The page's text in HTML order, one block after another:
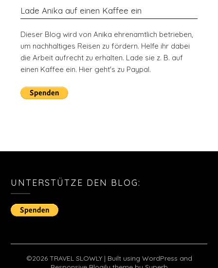
Lade Anika auf einen Kaffee ein
Dieser Blog wird von Anika ehrenamtlich betrieben,
um nachhaltiges Reisen zu fördern. Helfe ihr dabei
die Arbeit aufrecht zu erhalten. Lade sie z. B. auf
einen Kaffee ein. Hier geht's zu Paypal.
UNTERSTÜTZE DEN BLOG:
©2026 TRAVEL SLOWLY | Built using WordPress and